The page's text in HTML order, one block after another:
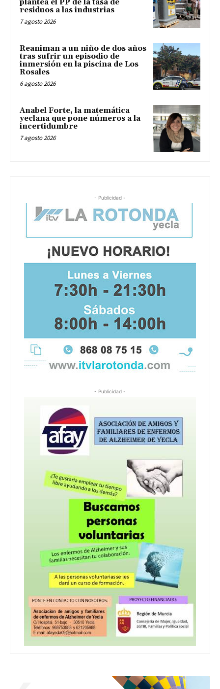
plantea el PP de la tasa de
residuos a las industrias
7 agosto 2026
Reaniman a un niño de dos años
tras sufrir un episodio de
inmersión en la piscina de Los
Rosales
6 agosto 2026
Anabel Forte, la matemática
yeclana que pone números a la
incertidumbre
7 agosto 2026
- Publicidad -
- Publicidad -